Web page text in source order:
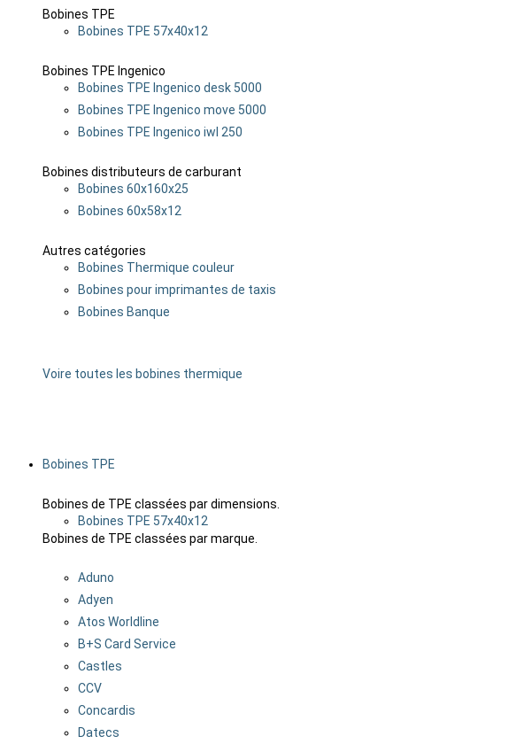
Bobines TPE
Bobines TPE 57x40x12
Bobines TPE Ingenico
Bobines TPE Ingenico desk 5000
Bobines TPE Ingenico move 5000
Bobines TPE Ingenico iwl 250
Bobines distributeurs de carburant
Bobines 60x160x25
Bobines 60x58x12
Autres catégories
Bobines Thermique couleur
Bobines pour imprimantes de taxis
Bobines Banque
Voire toutes les bobines thermique
Bobines TPE
Bobines de TPE classées par dimensions.
Bobines TPE 57x40x12
Bobines de TPE classées par marque.
Aduno
Adyen
Atos Worldline
B+S Card Service
Castles
CCV
Concardis
Datecs